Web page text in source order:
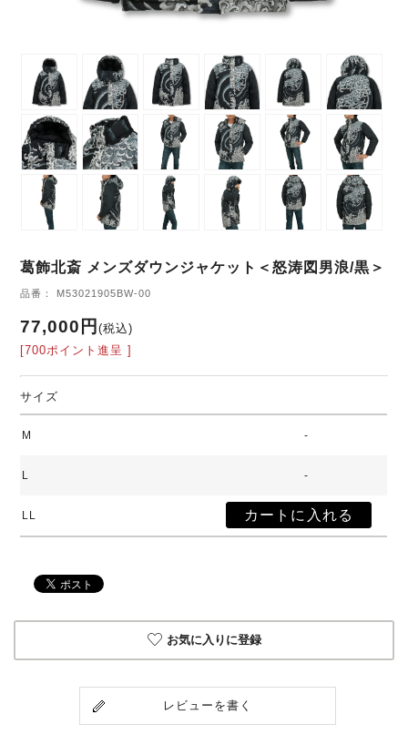
葛飾北斎 メンズダウンジャケット＜怒涛図男浪/黒＞
品番： M53021905BW-00
77,000円(税込)
[700ポイント進呈 ]
サイズ
M -
L -
LL
お気に入りに登録
レビューを書く